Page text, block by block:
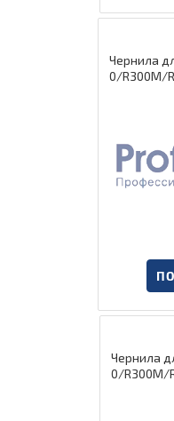
Чернила
0/R300M/
Чернила
0/R300M/